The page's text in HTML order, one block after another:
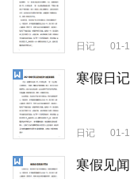
日记 01-
寒假日
日记 01-
寒假见